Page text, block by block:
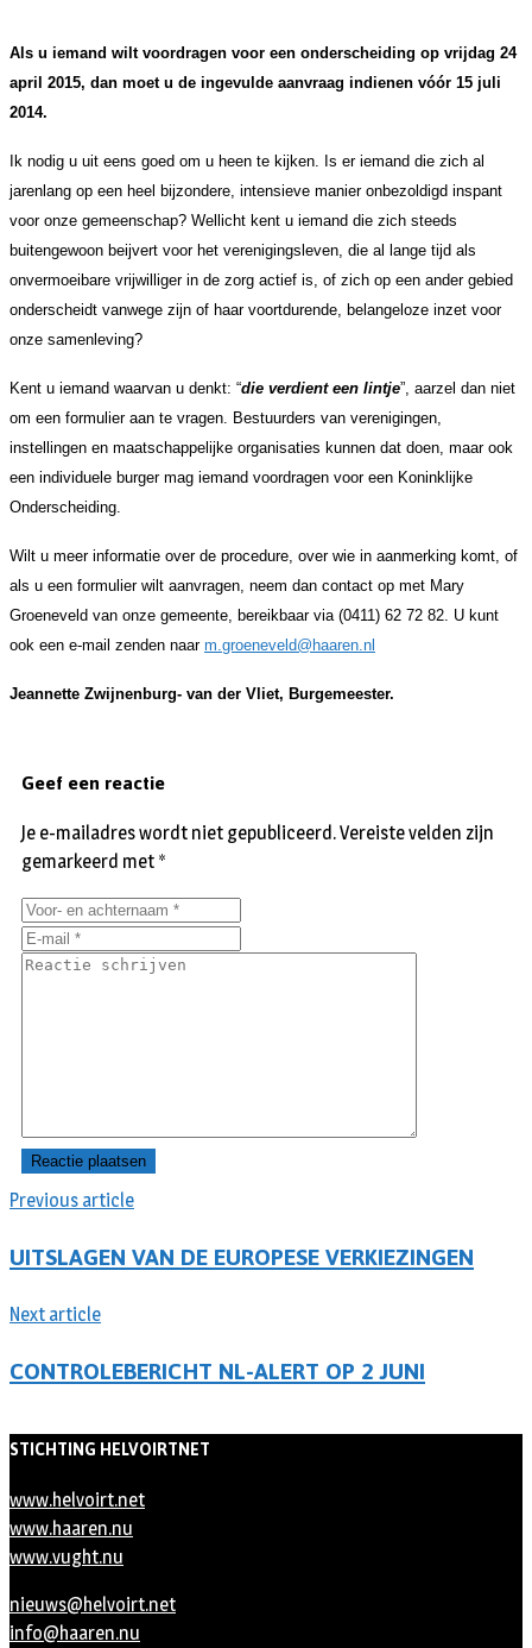
Als u iemand wilt voordragen voor een onderscheiding op vrijdag 24
april 2015, dan moet u de ingevulde aanvraag indienen vóór 15 juli
2014.
Ik nodig u uit eens goed om u heen te kijken. Is er iemand die zich al
jarenlang op een heel bijzondere, intensieve manier onbezoldigd inspant
voor onze gemeenschap? Wellicht kent u iemand die zich steeds
buitengewoon beijvert voor het verenigingsleven, die al lange tijd als
onvermoeibare vrijwilliger in de zorg actief is, of zich op een ander gebied
onderscheidt vanwege zijn of haar voortdurende, belangeloze inzet voor
onze samenleving?
Kent u iemand waarvan u denkt: “die verdient een lintje”, aarzel dan niet
om een formulier aan te vragen. Bestuurders van verenigingen,
instellingen en maatschappelijke organisaties kunnen dat doen, maar ook
een individuele burger mag iemand voordragen voor een Koninklijke
Onderscheiding.
Wilt u meer informatie over de procedure, over wie in aanmerking komt, of
als u een formulier wilt aanvragen, neem dan contact op met Mary
Groeneveld van onze gemeente, bereikbaar via (0411) 62 72 82. U kunt
ook een e-mail zenden naar m.groeneveld@haaren.nl
Jeannette Zwijnenburg- van der Vliet, Burgemeester.
Previous article
UITSLAGEN VAN DE EUROPESE VERKIEZINGEN
Next article
CONTROLEBERICHT NL-ALERT OP 2 JUNI
Geef een reactie
Je e-mailadres wordt niet gepubliceerd.Vereiste velden zijn
gemarkeerd met *
STICHTING HELVOIRTNET
www.helvoirt.net
www.haaren.nu
www.vught.nu
nieuws@helvoirt.net
info@haaren.nu